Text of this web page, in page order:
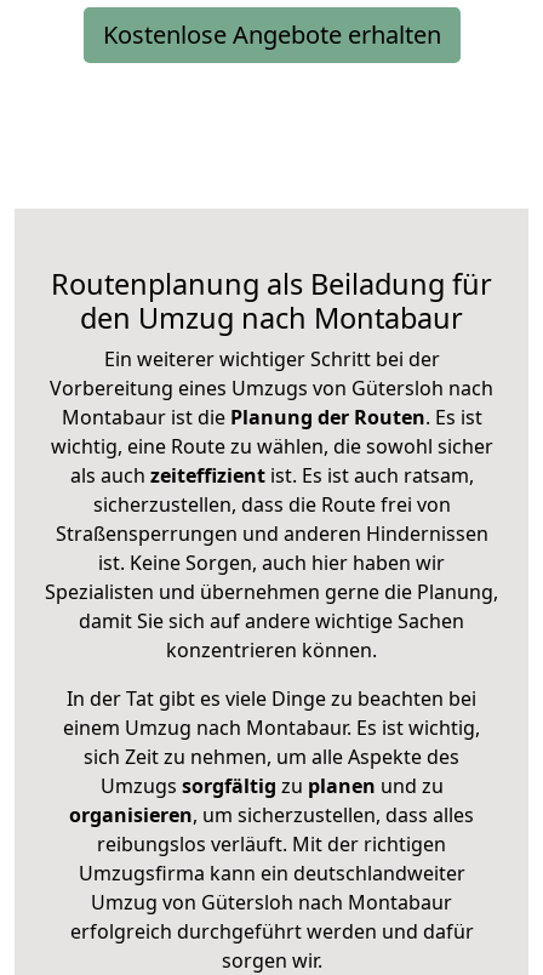
Kostenlose Angebote erhalten
Routenplanung als Beiladung für
den Umzug nach Montabaur
Ein weiterer wichtiger Schritt bei der
Vorbereitung eines Umzugs von Gütersloh nach
Montabaur ist diePlanung der Routen. Es ist
wichtig, eine Route zu wählen, die sowohl sicher
als auch zeiteffizientist. Es ist auch ratsam,
sicherzustellen, dass die Route frei von
Straßensperrungen und anderen Hindernissen
ist. Keine Sorgen, auch hier haben wir
Spezialisten und übernehmen gerne die Planung,
damit Sie sich auf andere wichtige Sachen
konzentrieren können.
In der Tat gibt es viele Dinge zu beachten bei
einem Umzug nach Montabaur. Es ist wichtig,
sich Zeit zu nehmen, um alle Aspekte des
Umzugs sorgfältig zu planen und zu
organisieren, um sicherzustellen, dass alles
reibungslos verläuft. Mit der richtigen
Umzugsfirma kann ein deutschlandweiter
Umzug von Gütersloh nach Montabaur
erfolgreich durchgeführt werden und dafür
sorgen wir.